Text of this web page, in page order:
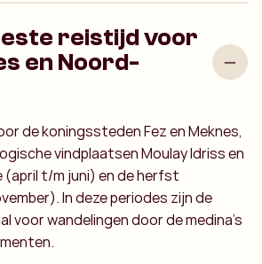
reistijd voor
en Noord-
de koningssteden Fez en Meknes,
vindplaatsen Moulay Idriss en
(april t/m juni) en de herfst
In deze periodes zijn de
voor wandelingen door de medina's